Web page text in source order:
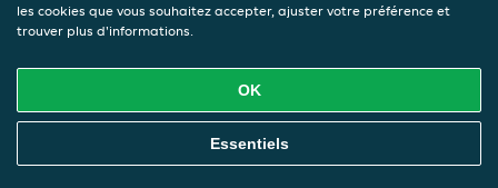
les cookies que vous souhaitez accepter, ajuster votre préférence et
trouver plus d'informations.
OK
Essentiels